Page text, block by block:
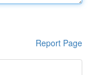
Report Page